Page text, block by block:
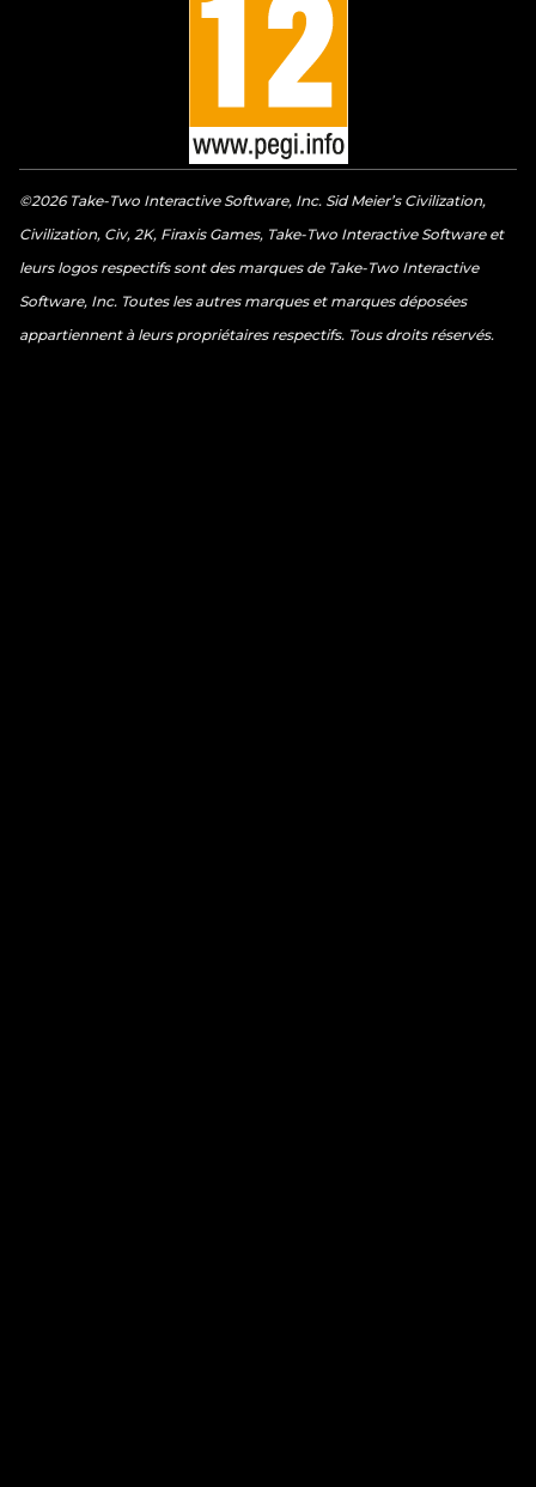
©2026 Take-Two Interactive Software, Inc. Sid Meier’s Civilization,
Civilization, Civ, 2K, Firaxis Games, Take-Two Interactive Software et
leurs logos respectifs sont des marques de Take-Two Interactive
Software, Inc. Toutes les autres marques et marques déposées
appartiennent à leurs propriétaires respectifs. Tous droits réservés.